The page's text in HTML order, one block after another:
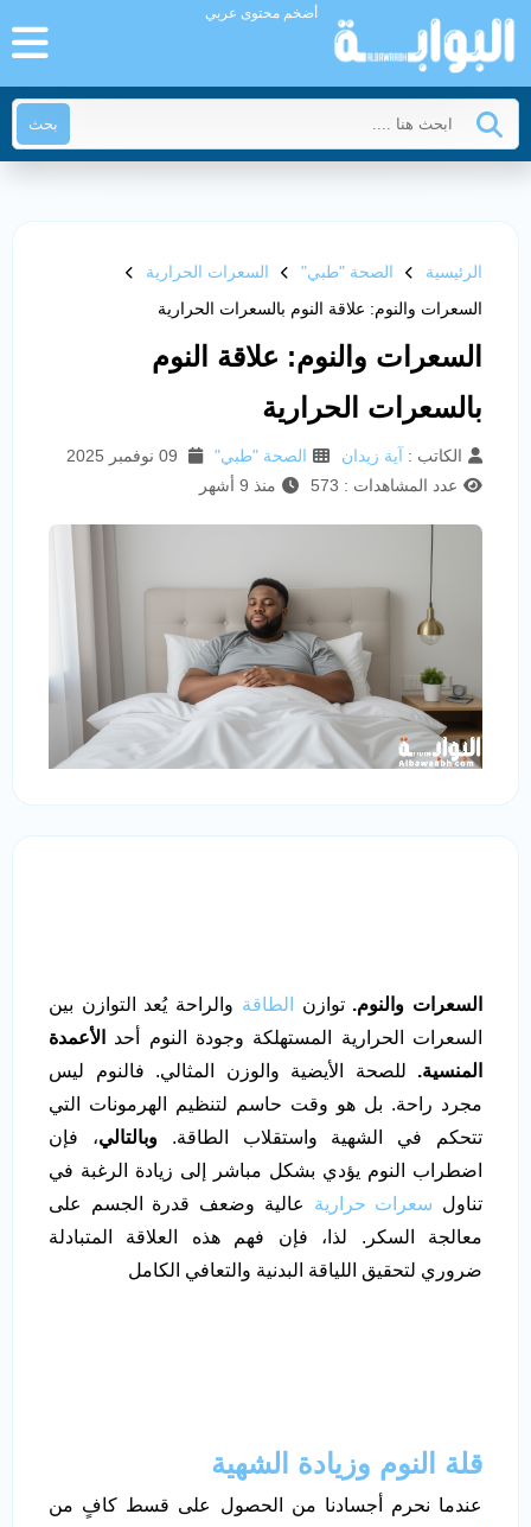
أضخم محتوى عربي
بحث
الرئيسية الصحة "طبي"
السعرات الحرارية
السعرات والنوم: علاقة النوم بالسعرات الحرارية
السعرات والنوم: علاقة النوم
بالسعرات الحرارية
الكاتب : آية زيدان الصحة "طبي"
عدد المشاهدات : 573
منذ 9 أشهر
السعرات والنوم. توازن الطاقة والراحة يُعد التوازن بين
السعرات الحرارية المستهلكة وجودة النوم أحد
الأعمدة
المنسية. للصحة الأيضية والوزن المثالي. فالنوم ليس
مجرد راحة. بل هو وقت حاسم لتنظيم الهرمونات التي
تتحكم في الشهية واستقلاب الطاقة.وبالتالي، فإن
اضطراب النوم يؤدي بشكل مباشر إلى زيادة الرغبة في
تناول سعرات حرارية عالية وضعف قدرة الجسم على
معالجة السكر. لذا، فإن فهم هذه العلاقة المتبادلة
ضروري لتحقيق اللياقة البدنية والتعافي الكامل
قلة النوم وزيادة الشهية
عندما نحرم أجسادنا من الحصول على قسط كافٍ من